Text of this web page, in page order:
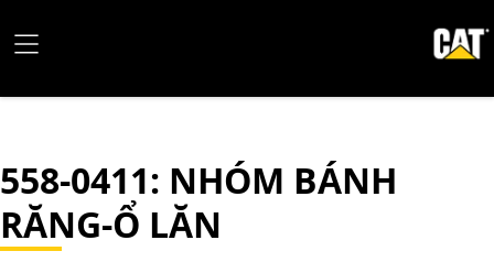
558-0411: NHÓM BÁNH
RĂNG-Ổ LĂN